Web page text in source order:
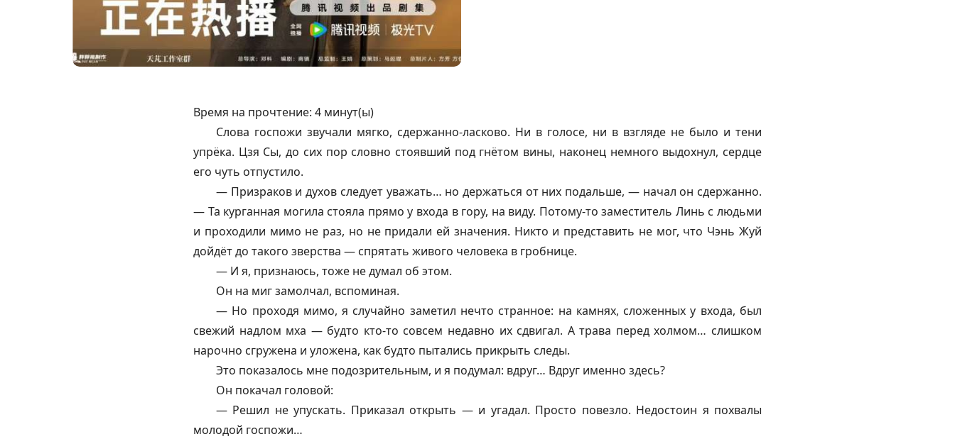
Время на прочтение: 4 минут(ы)
Слова госпожи звучали мягко, сдержанно-ласково. Ни в голосе, ни в взгляде не было и тени
упрёка. Цзя Сы, до сих пор словно стоявший под гнётом вины, наконец немного выдохнул, сердце
его чуть отпустило.
— Призраков и духов следует уважать… но держаться от них подальше, — начал он сдержанно.
— Та курганная могила стояла прямо у входа в гору, на виду. Потому-то заместитель Линь с людьми
и проходили мимо не раз, но не придали ей значения. Никто и представить не мог, что Чэнь Жуй
дойдёт до такого зверства — спрятать живого человека в гробнице.
— И я, признаюсь, тоже не думал об этом.
Он на миг замолчал, вспоминая.
— Но проходя мимо, я случайно заметил нечто странное: на камнях, сложенных у входа, был
свежий надлом мха — будто кто-то совсем недавно их сдвигал. А трава перед холмом… слишком
нарочно сгружена и уложена, как будто пытались прикрыть следы.
Это показалось мне подозрительным, и я подумал: вдруг… Вдруг именно здесь?
Он покачал головой:
— Решил не упускать. Приказал открыть — и угадал. Просто повезло. Недостоин я похвалы
молодой госпожи…